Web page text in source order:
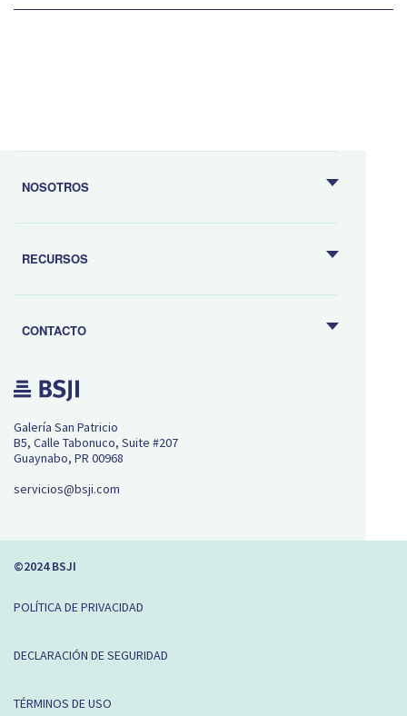
NOSOTROS
RECURSOS
CONTACTO
Galería San Patricio
B5, Calle Tabonuco, Suite #207
Guaynabo, PR 00968
servicios@bsji.com
©2024 BSJI
POLÍTICA DE PRIVACIDAD
DECLARACIÓN DE SEGURIDAD
TÉRMINOS DE USO